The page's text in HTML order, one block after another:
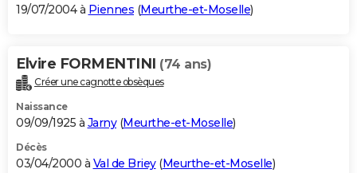
19/07/2004 à Piennes (Meurthe-et-Moselle)
Elvire FORMENTINI (74 ans)
Créer une cagnotte obsèques
Naissance
09/09/1925 à Jarny(Meurthe-et-Moselle)
Décès
03/04/2000 à Val de Briey(Meurthe-et-Moselle)